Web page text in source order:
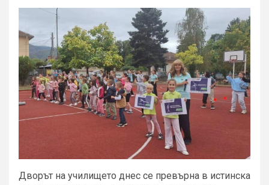
Дворът на училището днес се превърна в истинска